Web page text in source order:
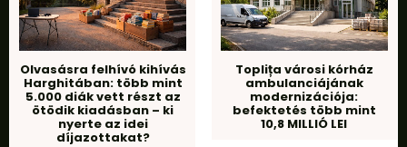
Olvasásra felhívó kihívás
Harghitában: több mint
5.000 diák vett részt az
ötödik kiadásban – ki
nyerte az idei
díjazottakat?
Toplița városi kórház
ambulanciájának
modernizációja:
befektetés több mint
10,8 MILLIÓ LEI